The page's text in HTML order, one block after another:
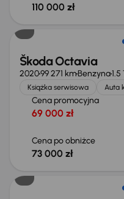
110 000 zł
Škoda Octavia
202099 271 kmBenzyna1.5
Książka serwisowa Auta
Cena promocyjna
69 000 zł
Cena po obniżce
73 000 zł